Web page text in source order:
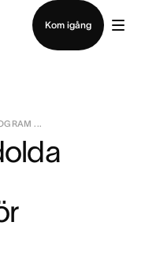
Kom igång
...